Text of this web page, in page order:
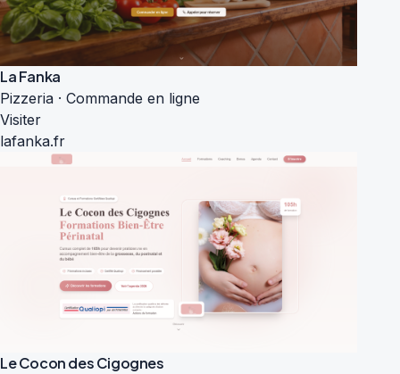
La Fanka
Pizzeria · Commande en ligne
Visiter
lafanka.fr
Le Cocon des Cigognes